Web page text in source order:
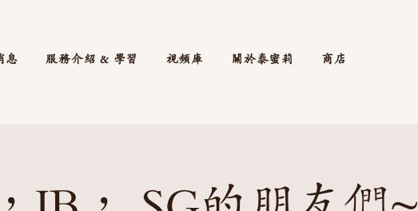
息 服務介紹 & 學習 視頻庫 關於泰蜜莉 商店